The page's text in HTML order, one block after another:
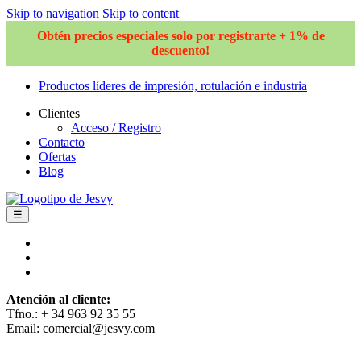
Skip to navigation Skip to content
Obtén precios especiales solo por registrarte + 1% de
descuento!
Productos líderes de impresión, rotulación e industria
Clientes
Acceso / Registro
Contacto
Ofertas
Blog
☰
Atención al cliente:
Tfno.: + 34 963 92 35 55
Email: comercial@jesvy.com